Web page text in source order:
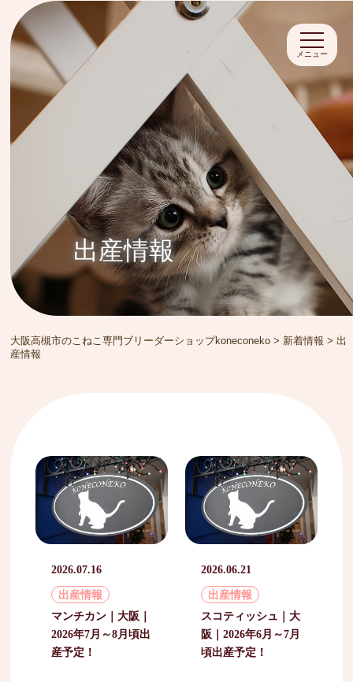
メニュー
出産情報
大阪高槻市のこねこ専門ブリーダーショップkoneconeko > 新着情報 >出
産情報
2026.07.16
出産情報
マンチカン｜大阪｜
2026年7月～8月頃出
産予定！
2026.06.21
出産情報
スコティッシュ｜大
阪｜2026年6月～7月
頃出産予定！